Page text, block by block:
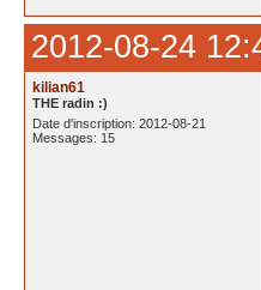
2012-08-24
kilian61
THE radin :)
Date d'inscription: 2012-08-21
Messages: 15